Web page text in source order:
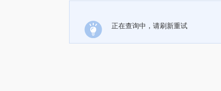
正在查询中，请刷新重试